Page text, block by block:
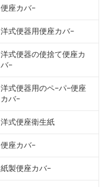
便座カバ−
洋式便器用便座カバ−
洋式便器の使捨て便座カ
バ−
洋式便器用のペ−パ−便座
カバ−
洋式便座衛生紙
便座カバ−
紙製便座カバ−